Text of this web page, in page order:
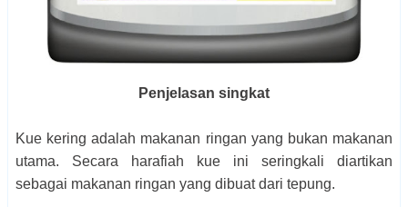
Penjelasan singkat
Kue kering adalah makanan ringan yang bukan makanan
utama. Secara harafiah kue ini seringkali diartikan
sebagai makanan ringan yang dibuat dari tepung.